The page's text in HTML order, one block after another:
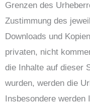
Grenzen des
Zustimmung des
Downloads und
privaten, nicht
die Inhalte auf dieser
wurden, werden die
Insbesondere